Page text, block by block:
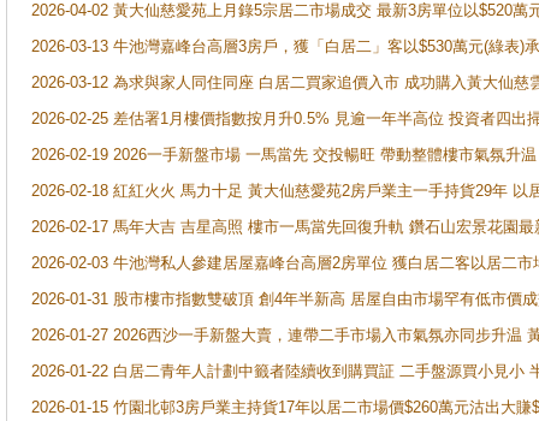
2026-04-02 黃大仙慈愛苑上月錄5宗居二市場成交 最新3房單位以$520萬
2026-03-13 牛池灣嘉峰台高層3房戶，獲「白居二」客以$530萬元(綠表)
2026-03-12 為求與家人同住同座 白居二買家追價入市 成功購入黃大仙
2026-02-25 差估署1月樓價指數按月升0.5% 見逾一年半高位 投資者四
2026-02-19 2026一手新盤市場 一馬當先 交投暢旺 帶動整體樓市氣氛升
2026-02-18 紅紅火火 馬力十足 黃大仙慈愛苑2房戶業主一手持貨29年 以
2026-02-17 馬年大吉 吉星高照 樓市一馬當先回復升軌 鑽石山宏景花園
2026-02-03 牛池灣私人參建居屋嘉峰台高層2房單位 獲白居二客以居二市
2026-01-31 股市樓市指數雙破頂 創4年半新高 居屋自由市場罕有低市價
2026-01-27 2026西沙一手新盤大賣，連帶二手市場入市氣氛亦同步升温
2026-01-22 白居二青年人計劃中籤者陸續收到購買証 二手盤源買小見小
2026-01-15 竹園北邨3房戶業主持貨17年以居二市場價$260萬元沽出大賺